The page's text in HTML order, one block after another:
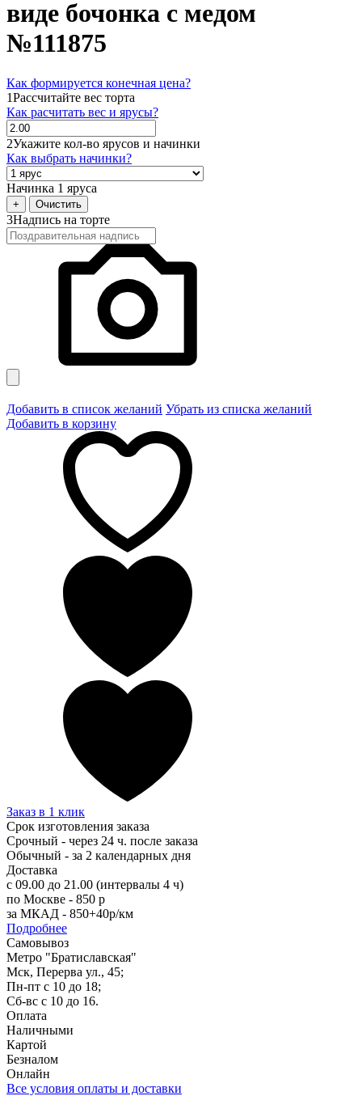
виде бочонка с медом
№111875
Как формируется конечная цена?
1Рассчитайте вес торта
Как расчитать вес и ярусы?
2Укажите кол-во ярусов и начинки
Как выбрать начинки?
Начинка 1 яруса
+ Очистить
3Надпись на торте
Добавить в список желаний Убрать из списка желаний
Добавить в корзину
Заказ в 1 клик
Срок изготовления заказа
Срочный - через 24 ч. после заказа
Обычный - за 2 календарных дня
Доставка
с 09.00 до 21.00 (интервалы 4 ч)
по Москве - 850 р
за МКАД - 850+40р/км
Подробнее
Самовывоз
Метро "Братиславская"
Мск, Перерва ул., 45;
Пн-пт с 10 до 18;
Сб-вс с 10 до 16.
Оплата
Наличными
Картой
Безналом
Онлайн
Все условия оплаты и доставки